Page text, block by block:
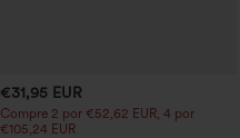
€31,95 EUR
Compre 2 por €52,62 EUR, 4 por
€105,24 EUR